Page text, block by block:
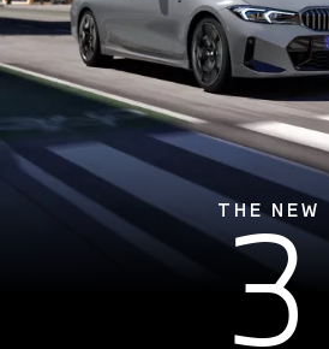
THE NEW
3